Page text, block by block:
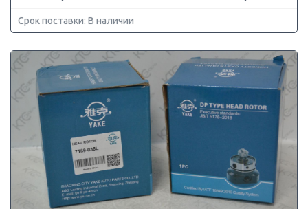
Срок поставки: В наличии